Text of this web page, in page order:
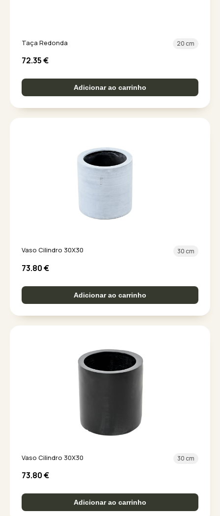
Taça Redonda 20 cm
72.35€
Adicionar ao carrinho
Vaso Cilindro 30X30 30 cm
73.80€
Adicionar ao carrinho
Vaso Cilindro 30X30 30 cm
73.80€
Adicionar ao carrinho